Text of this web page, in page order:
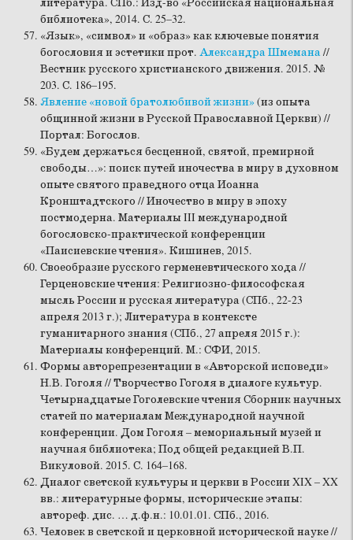
литература. СПб.: Изд-во «Российская национальная
библиотека», 2014. С. 25–32.
«Язык», «символ» и «образ» как ключевые понятия
богословия и эстетики прот. Александра Шмемана//
Вестник русского христианского движения. 2015. №
203. С. 186–195.
Явление «новой братолюбивой жизни» (из опыта
общинной жизни в Русской Православной Церкви) //
Портал: Богослов.
«Будем держаться бесценной, святой, премирной
свободы…»: поиск путей иночества в миру в духовном
опыте святого праведного отца Иоанна
Кронштадтского // Иночество в миру в эпоху
постмодерна. Материалы III международной
богословско-практической конференции
«Паисиевские чтения». Кишинев, 2015.
Своеобразие русского герменевтического хода //
Герценовские чтения: Религиозно-философская
мысль России и русская литература (СПб., 22-23
апреля 2013 г.); Литература в контексте
гуманитарного знания (СПб., 27 апреля 2015 г.):
Материалы конференций. М.: СФИ, 2015.
Формы авторепрезентации в «Авторской исповеди»
Н.В. Гоголя // Творчество Гоголя в диалоге культур.
Четырнадцатые Гоголевские чтения Сборник научных
статей по материалам Международной научной
конференции. Дом Гоголя – мемориальный музей и
научная библиотека; Под общей редакцией В.П.
Викуловой. 2015. С. 164–168.
Диалог светской культуры и церкви в России XIX – XX
вв.: литературные формы, исторические этапы:
автореф. дис. … д.ф.н.: 10.01.01. СПб., 2016.
Человек в светской и церковной исторической науке //